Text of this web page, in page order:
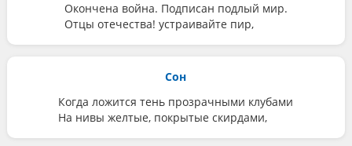
Окончена война. Подписан подлый мир.
Отцы отечества! устраивайте пир,
Сон
Когда ложится тень прозрачными клубами
На нивы желтые, покрытые скирдами,